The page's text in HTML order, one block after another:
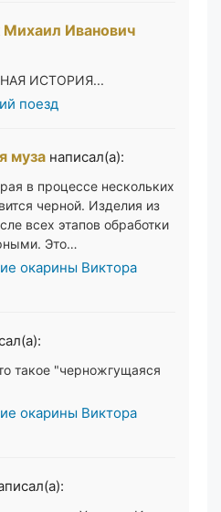
Михаил Иванович
ИСТОРИЯ...
поезд
муза написал(а):
в процессе нескольких
черной. Изделия из
всех этапов обработки
Это…
окарины Виктора
такое "черножгущаяся
окарины Виктора